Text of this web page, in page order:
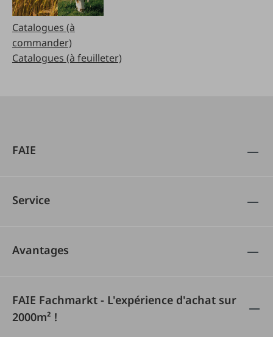
Catalogues (à
commander)
Catalogues (à feuilleter)
FAIE
Service
Avantages
FAIE Fachmarkt - L'expérience d'achat sur
2000m² !